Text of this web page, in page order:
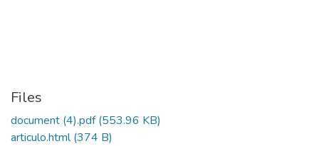
Files
document (4).pdf(553.96 KB)
articulo.html(374 B)